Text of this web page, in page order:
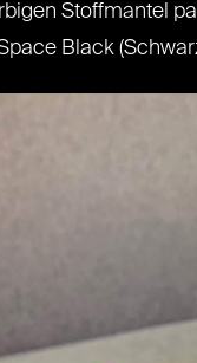
Stoffmantel
Black